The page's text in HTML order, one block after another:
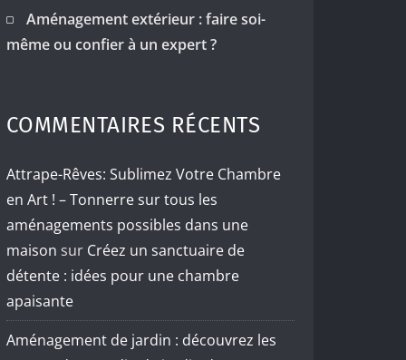
Aménagement extérieur : faire soi-
même ou confier à un expert ?
COMMENTAIRES RÉCENTS
Attrape-Rêves: Sublimez Votre Chambre
en Art ! – Tonnerre sur tous les
aménagements possibles dans une
maison sur Créez un sanctuaire de
détente : idées pour une chambre
apaisante
Aménagement de jardin : découvrez les